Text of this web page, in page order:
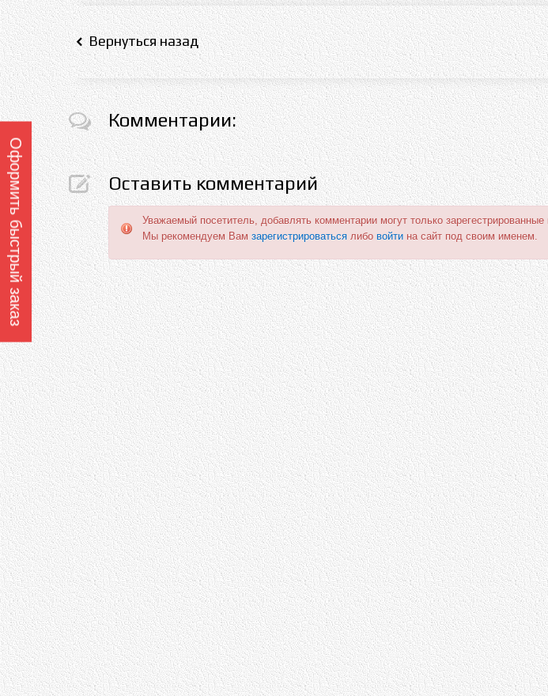
Вернуться назад
Комментарии:
Оставить комментарий
Уважаемый посетитель, добавлять комментарии могут только зарегестрированные
Мы рекомендуем Вам зарегистрироваться либо войти на сайт под своим именем.
Оформить быстрый заказ